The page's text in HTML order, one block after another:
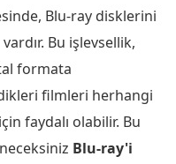
Blu-ray disklerini
Bu işlevsellik,
formata
filmleri herhangi
faydalı olabilir. Bu
Blu-ray'i